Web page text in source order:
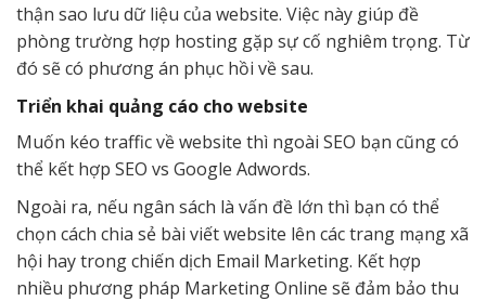
thận sao lưu dữ liệu của website. Việc này giúp đề
phòng trường hợp hosting gặp sự cố nghiêm trọng. Từ
đó sẽ có phương án phục hồi về sau.
Triển khai quảng cáo cho website
Muốn kéo traffic về website thì ngoài SEO bạn cũng có
thể kết hợp SEO vs Google Adwords.
Ngoài ra, nếu ngân sách là vấn đề lớn thì bạn có thể
chọn cách chia sẻ bài viết website lên các trang mạng xã
hội hay trong chiến dịch Email Marketing. Kết hợp
nhiều phương pháp Marketing Online sẽ đảm bảo thu